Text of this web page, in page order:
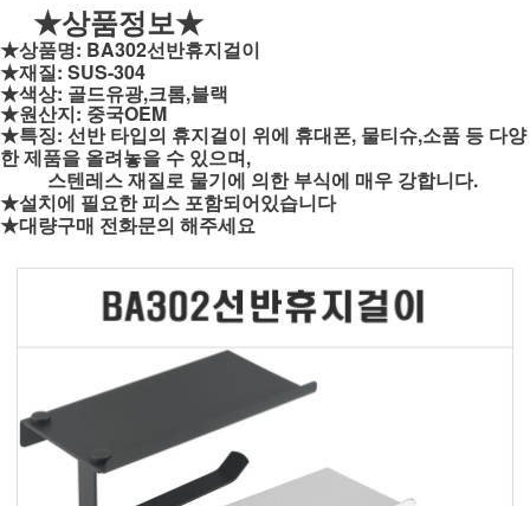
★상품정보★
★상품명: BA302선반휴지걸이
★재질: SUS-304
★색상: 골드유광,크롬,블랙
★원산지: 중국OEM
★특징: 선반 타입의 휴지걸이 위에 휴대폰, 물티슈,소품 등 다양
한 제품을 올려놓을 수 있으며,
스텐레스 재질로 물기에 의한 부식에 매우 강합니다.
★설치에 필요한 피스 포함되어있습니다
★대량구매 전화문의 해주세요